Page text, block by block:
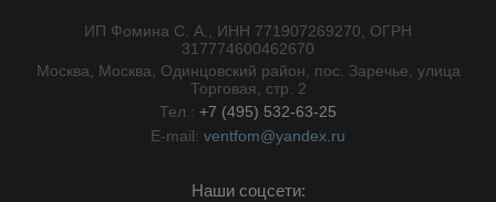
ИП Фомина С. А., ИНН 771907269270, ОГРН
317774600462670
Москва, Москва, Одинцовский район, пос. Заречье, улица
Торговая, стр. 2
Тел.: +7 (495) 532-63-25
E-mail: ventfom@yandex.ru
Наши соцсети: